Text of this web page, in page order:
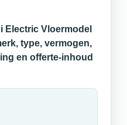
Electric Vloermodel
type, vermogen,
en offerte-inhoud